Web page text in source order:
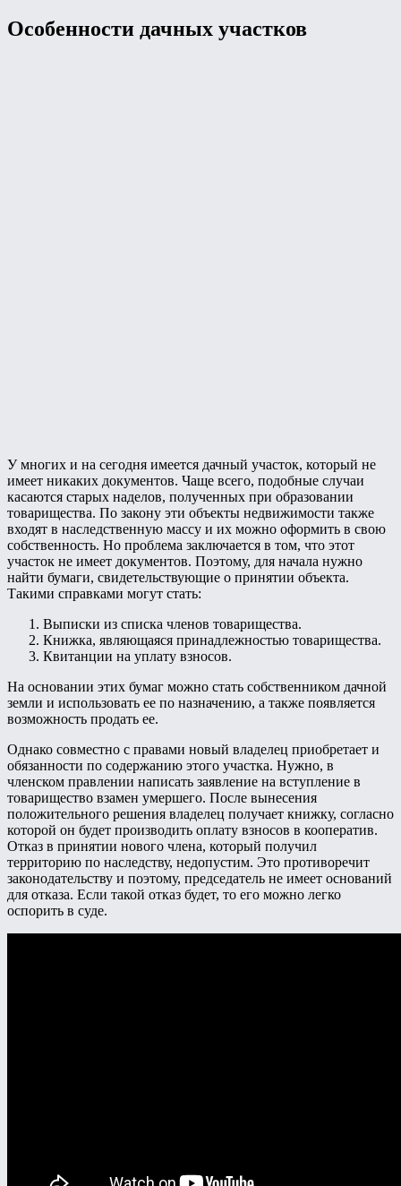
Особенности дачных участков
У многих и на сегодня имеется дачный участок, который не
имеет никаких документов. Чаще всего, подобные случаи
касаются старых наделов, полученных при образовании
товарищества. По закону эти объекты недвижимости также
входят в наследственную массу и их можно оформить в свою
собственность. Но проблема заключается в том, что этот
участок не имеет документов. Поэтому, для начала нужно
найти бумаги, свидетельствующие о принятии объекта.
Такими справками могут стать:
Выписки из списка членов товарищества.
Книжка, являющаяся принадлежностью товарищества.
Квитанции на уплату взносов.
На основании этих бумаг можно стать собственником дачной
земли и использовать ее по назначению, а также появляется
возможность продать ее.
Однако совместно с правами новый владелец приобретает и
обязанности по содержанию этого участка. Нужно, в
членском правлении написать заявление на вступление в
товарищество взамен умершего. После вынесения
положительного решения владелец получает книжку, согласно
которой он будет производить оплату взносов в кооператив.
Отказ в принятии нового члена, который получил
территорию по наследству, недопустим. Это противоречит
законодательству и поэтому, председатель не имеет оснований
для отказа. Если такой отказ будет, то его можно легко
оспорить в суде.